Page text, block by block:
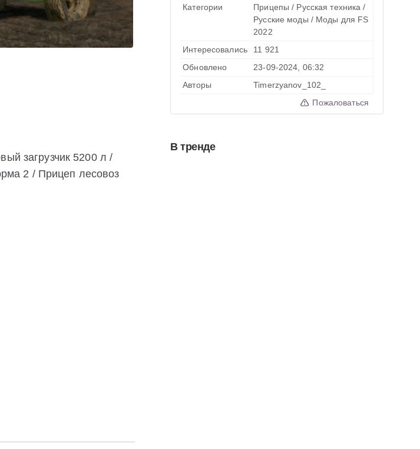
загрузчик 5200 л /
2 / Прицеп лесовоз
Категории Прицепы / Русская техника /
Русские моды / Моды для FS
2022
Интересовались
11 921
Обновлено
23-09-2024, 06:32
Авторы
Timerzyanov_102_
Пожаловаться
В тренде